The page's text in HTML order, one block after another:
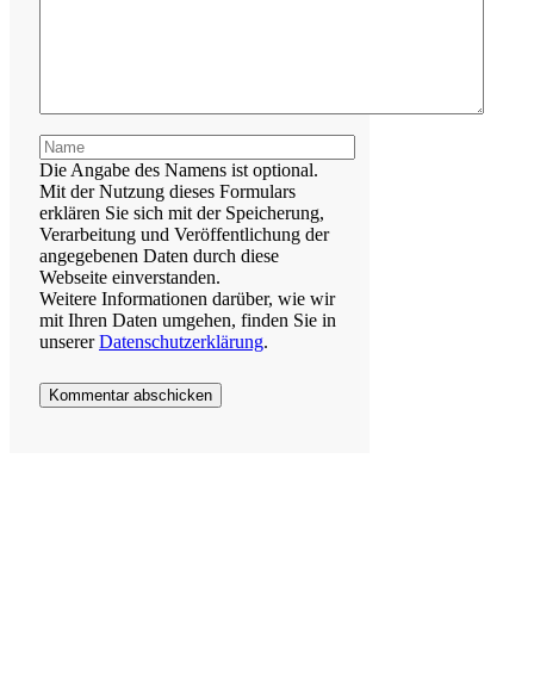
Name
Die Angabe des Namens ist optional.
Mit der Nutzung dieses Formulars
erklären Sie sich mit der Speicherung,
Verarbeitung und Veröffentlichung der
angegebenen Daten durch diese
Webseite einverstanden.
Weitere Informationen darüber, wie wir
mit Ihren Daten umgehen, finden Sie in
unsererDatenschutzerklärung.